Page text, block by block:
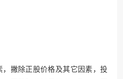
，撇除正股价格及其它因素，投